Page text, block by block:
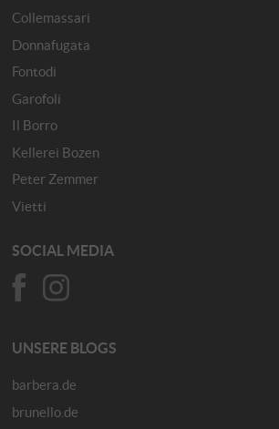
Collemassari
Donnafugata
Fontodi
Garofoli
Il Borro
Kellerei Bozen
Peter Zemmer
Vietti
SOCIAL MEDIA
UNSERE BLOGS
barbera.de
brunello.de